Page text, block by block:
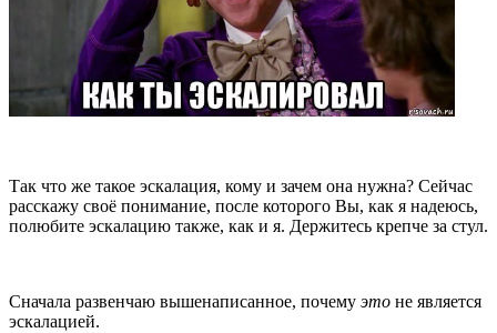
Так что же такое эскалация, кому и зачем она нужна? Сейчас
расскажу своё понимание, после которого Вы, как я надеюсь,
полюбите эскалацию также, как и я. Держитесь крепче за стул.
Сначала развенчаю вышенаписанное, почему это не является
эскалацией.